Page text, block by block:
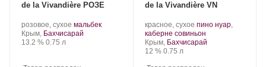
de la Vivandière РОЗЕ
Производитель:
Domaine
de
розовое, сухое .
Сорт
мальбек.
Регион:
Крым, Бахчисарай
Крепость
13.2 %. Объем
0.75 л
de la Vivandière VN
Производитель:
Domaine
de
la
красное, сухое .
Сорт
винограда:
пино нуар,
каберне совиньон.
Регион:
Крым, Бахчисарай
Крепость
12 %. Объем
0.75 л